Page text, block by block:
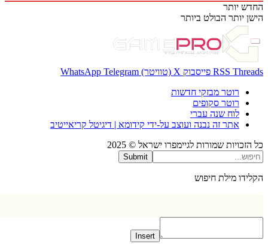
יותר
יותר הבולט ביותר
RSS פייסבוק X (טוויטר) WhatsApp Telegram
רוטר מבזקי חדשות
רוטר סקופים
לוח שנה עברי
אתר זה נבנה ועוצב על-ידי קידומא | דיגיטל קריאייטיב
שמורות לגיימפרו ישראל © 2025
Submit
מילת חיפוש
Insert